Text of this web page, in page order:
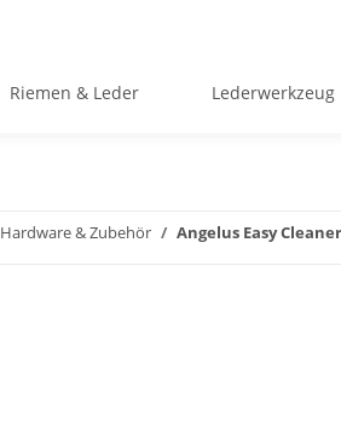
Riemen & Leder Lederwerkzeug
Hardware & Zubehör Angelus Easy Cleaner